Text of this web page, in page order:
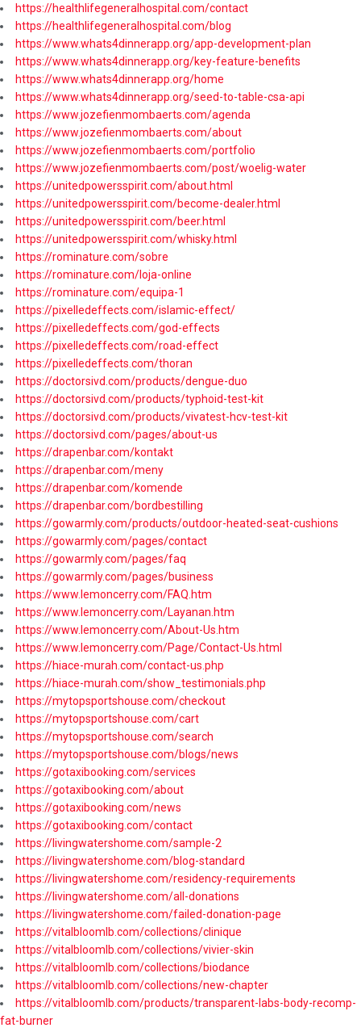
https://healthlifegeneralhospital.com/contact
https://healthlifegeneralhospital.com/blog
https://www.whats4dinnerapp.org/app-development-plan
https://www.whats4dinnerapp.org/key-feature-benefits
https://www.whats4dinnerapp.org/home
https://www.whats4dinnerapp.org/seed-to-table-csa-api
https://www.jozefienmombaerts.com/agenda
https://www.jozefienmombaerts.com/about
https://www.jozefienmombaerts.com/portfolio
https://www.jozefienmombaerts.com/post/woelig-water
https://unitedpowersspirit.com/about.html
https://unitedpowersspirit.com/become-dealer.html
https://unitedpowersspirit.com/beer.html
https://unitedpowersspirit.com/whisky.html
https://rominature.com/sobre
https://rominature.com/loja-online
https://rominature.com/equipa-1
https://pixelledeffects.com/islamic-effect/
https://pixelledeffects.com/god-effects
https://pixelledeffects.com/road-effect
https://pixelledeffects.com/thoran
https://doctorsivd.com/products/dengue-duo
https://doctorsivd.com/products/typhoid-test-kit
https://doctorsivd.com/products/vivatest-hcv-test-kit
https://doctorsivd.com/pages/about-us
https://drapenbar.com/kontakt
https://drapenbar.com/meny
https://drapenbar.com/komende
https://drapenbar.com/bordbestilling
https://gowarmly.com/products/outdoor-heated-seat-cushions
https://gowarmly.com/pages/contact
https://gowarmly.com/pages/faq
https://gowarmly.com/pages/business
https://www.lemoncerry.com/FAQ.htm
https://www.lemoncerry.com/Layanan.htm
https://www.lemoncerry.com/About-Us.htm
https://www.lemoncerry.com/Page/Contact-Us.html
https://hiace-murah.com/contact-us.php
https://hiace-murah.com/show_testimonials.php
https://mytopsportshouse.com/checkout
https://mytopsportshouse.com/cart
https://mytopsportshouse.com/search
https://mytopsportshouse.com/blogs/news
https://gotaxibooking.com/services
https://gotaxibooking.com/about
https://gotaxibooking.com/news
https://gotaxibooking.com/contact
https://livingwatershome.com/sample-2
https://livingwatershome.com/blog-standard
https://livingwatershome.com/residency-requirements
https://livingwatershome.com/all-donations
https://livingwatershome.com/failed-donation-page
https://vitalbloomlb.com/collections/clinique
https://vitalbloomlb.com/collections/vivier-skin
https://vitalbloomlb.com/collections/biodance
https://vitalbloomlb.com/collections/new-chapter
https://vitalbloomlb.com/products/transparent-labs-body-recomp-
fat-burner